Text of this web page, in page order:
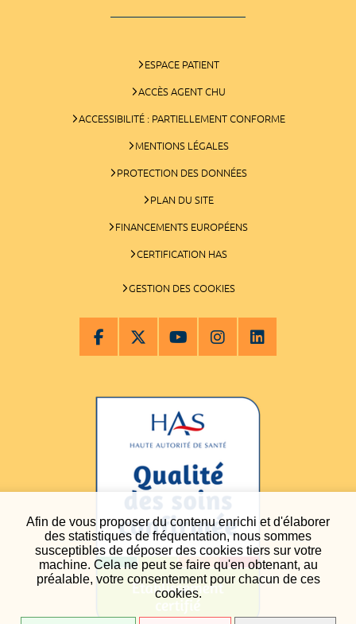
Afin de vous proposer du contenu enrichi et d'élaborer
des statistiques de fréquentation, nous sommes
susceptibles de déposer des cookies tiers sur votre
machine. Cela ne peut se faire qu'en obtenant, au
préalable, votre consentement pour chacun de ces
cookies.
ESPACE PATIENT
ACCÈS AGENT CHU
ACCESSIBILITÉ : PARTIELLEMENT CONFORME
MENTIONS LÉGALES
PROTECTION DES DONNÉES
PLAN DU SITE
FINANCEMENTS EUROPÉENS
CERTIFICATION HAS
GESTION DES COOKIES